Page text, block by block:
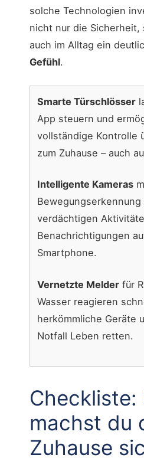
solche Technologien
nicht nur die
auch im Alltag ein
Gefühl.
Smarte Türschlösser
App steuern und
vollständige Kontrolle
zum Zuhause – auch
Intelligente Kameras
verdächtigen
Benachrichtigungen
Smartphone.
Vernetzte Melder für
Wasser reagieren
herkömmliche Geräte
Notfall Leben retten.
Checkliste:
machst du
Zuhause